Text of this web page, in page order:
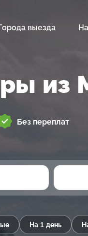
Города выезда
из
Без переплат
На 1 день